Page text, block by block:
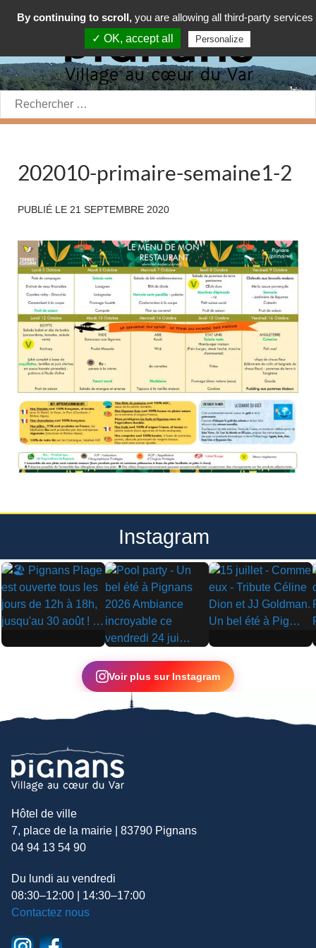
Rechercher:
202010-primaire-semaine1-2
PUBLIÉ LE 21 SEPTEMBRE 2020
Instagram
▶
▶
▶
Voir plus sur Instagram
Hôtel de ville
7, place de la mairie | 83790 Pignans
04 94 13 54 90
Du lundi au vendredi
08:30–12:00 | 14:30–17:00
Contactez nous
By continuing to scroll, you are allowing all third-party services
✓ OK, accept all
Personalize